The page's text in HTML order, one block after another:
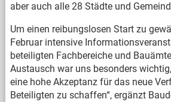
aber auch alle 28 Städte und
Um einen reibungslosen Start zu
Februar intensive
beteiligten Fachbereiche und
Austausch war uns besonders
eine hohe Akzeptanz für das neue
Beteiligten zu schaffen“, ergänzt